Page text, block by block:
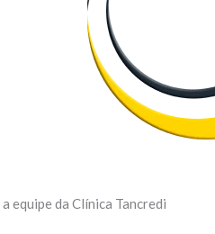
equipe da Clínica Tancredi